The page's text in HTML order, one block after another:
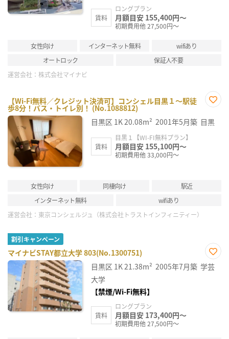
賃料
ロングプラン
月額目安 155,400円～
初期費用他 27,500円～
女性向け インターネット無料
wifiあり
オートロック
保証人不要
運営会社： 株式会社マイナビ
【Wi-Fi無料／クレジット決済可】コンシェル目黒１～駅徒
歩8分！バス・トイレ別！ (No.1088812)
に入
り登
目黒区 1K20.08m² 2001年5月築 目黒
賃料
目黒１【WI-FI無料プラン】
月額目安 155,100円～
初期費用他 33,000円～
女性向け 同棲向け
駅近
インターネット無料
wifiあり
運営会社： 東京コンシェルジュ（株式会社トラストインフィニティー）
割引キャンペーン
マイナビSTAY都立大学 803(No.1300751)
お気
に入
目黒区 1K21.38m² 2005年7月築 学芸
大学
【禁煙/Wi-Fi無料】
賃料
ロングプラン
月額目安 173,400円～
初期費用他 27,500円～